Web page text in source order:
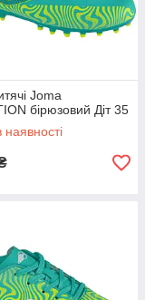
Joma
бірюзовий Діт 35